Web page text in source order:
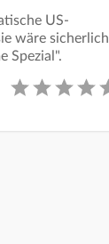
US-
wäre sicherlich
Spezial".